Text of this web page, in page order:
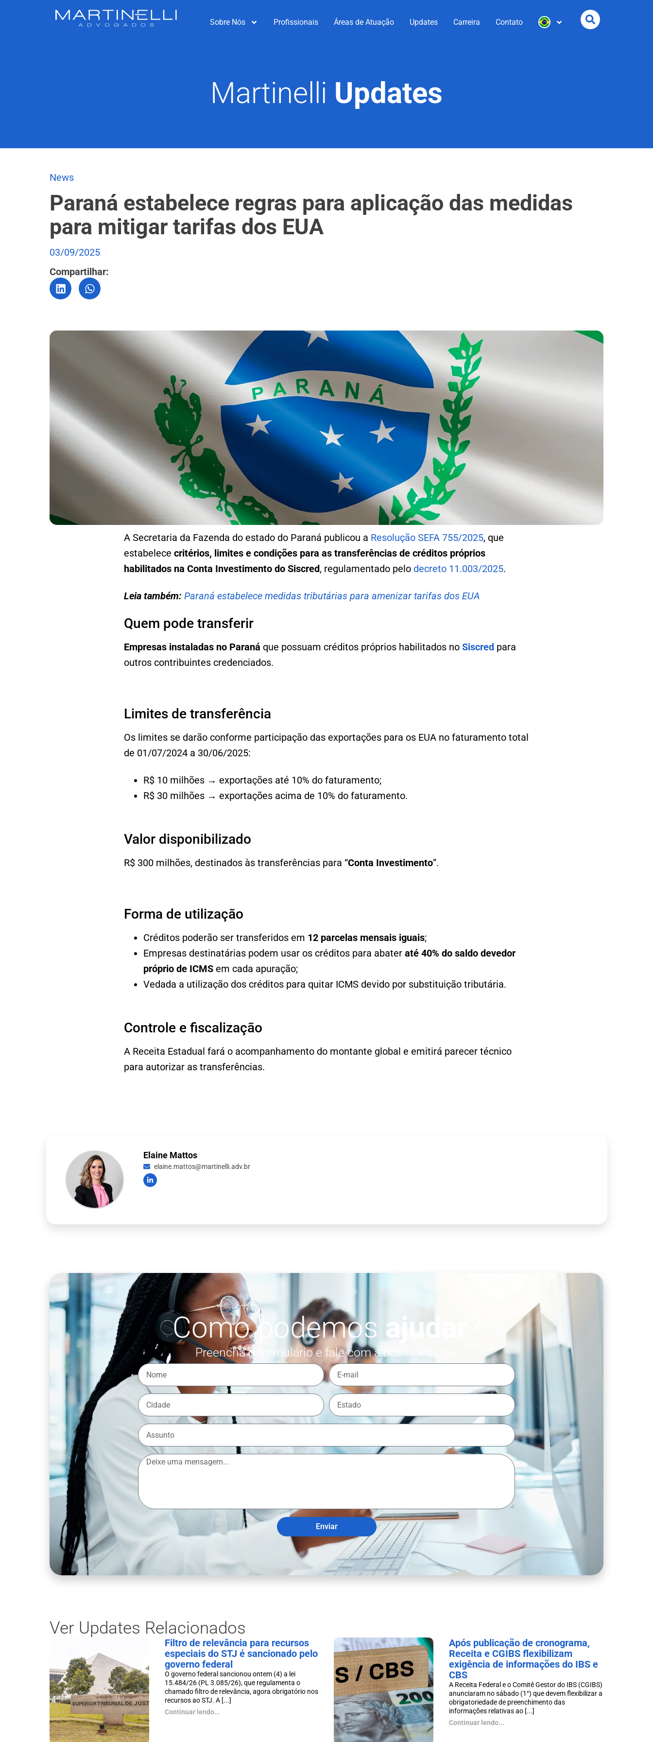
Sobre Nós Profissionais Áreas de Atuação Updates Carreira Contato
Martinelli Updates
News
Paraná estabelece regras para aplicação das medidas
para mitigar tarifas dos EUA
03/09/2025
Compartilhar:
A Secretaria da Fazenda do estado do Paraná publicou a Resolução SEFA 755/2025, que
estabelece critérios, limites e condições para as transferências de créditos próprios
habilitados na Conta Investimento do Siscred, regulamentado pelo decreto 11.003/2025.
Leia também: Paraná estabelece medidas tributárias para amenizar tarifas dos EUA
Quem pode transferir
Empresas instaladas no Paraná que possuam créditos próprios habilitados no Siscredpara
outros contribuintes credenciados.
Limites de transferência
Os limites se darão conforme participação das exportações para os EUA no faturamento total
de 01/07/2024 a 30/06/2025:
R$ 10 milhões → exportações até 10% do faturamento;
R$ 30 milhões → exportações acima de 10% do faturamento.
Valor disponibilizado
R$ 300 milhões, destinados às transferências para “Conta Investimento”.
Forma de utilização
Créditos poderão ser transferidos em 12 parcelas mensais iguais;
Empresas destinatárias podem usar os créditos para abater até 40% do saldo devedor
próprio de ICMSem cada apuração;
Vedada a utilização dos créditos para quitar ICMS devido por substituição tributária.
Controle e fiscalização
A Receita Estadual fará o acompanhamento do montante global e emitirá parecer técnico
para autorizar as transferências.
Elaine Mattos
elaine.mattos@martinelli.adv.br
Como podemos ajudar
Preencha o formulário e fale com a nossa equipe.
Enviar
Ver Updates Relacionados
Filtro de relevância para recursos
especiais do STJ é sancionado pelo
governo federal
O governo federal sancionou ontem (4) a lei
15.484/26 (PL 3.085/26), que regulamenta o
chamado filtro de relevância, agora obrigatório nos
recursos ao STJ. A [...]
Continuar lendo...
Após publicação de cronograma,
Receita e CGIBS flexibilizam
exigência de informações do IBS e
CBS
A Receita Federal e o Comitê Gestor do IBS (CGIBS)
anunciaram no sábado (1°) que devem flexibilizar a
obrigatoriedade de preenchimento das
informações relativas ao [...]
Continuar lendo...